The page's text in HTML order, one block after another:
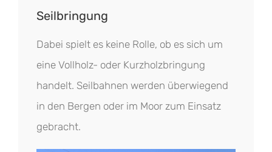
Seilbringung
Dabei spielt es keine Rolle, ob es sich um
eine Vollholz- oder Kurzholzbringung
handelt. Seilbahnen werden überwiegend
in den Bergen oder im Moor zum Einsatz
gebracht.